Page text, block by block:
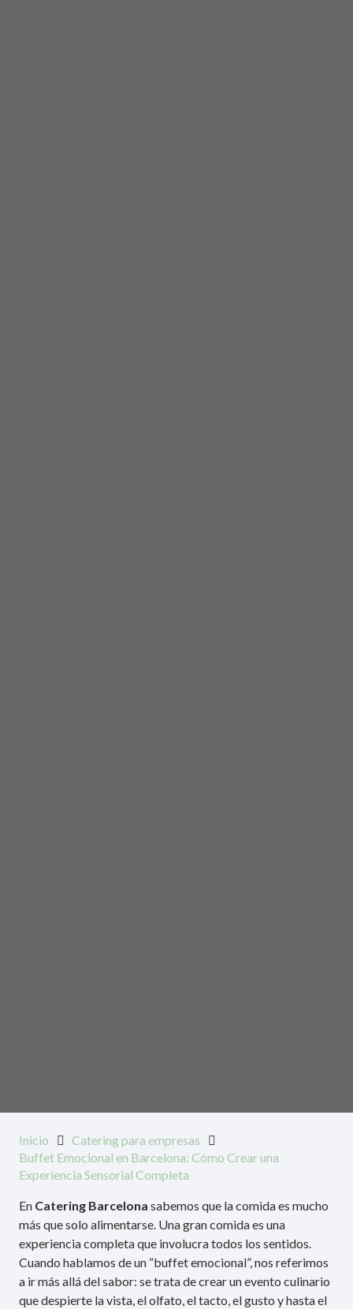
Inicio
Catering para empresas
Buffet Emocional en Barcelona: Cómo Crear una
Experiencia Sensorial Completa
En Catering Barcelona sabemos que la comida es mucho
más que solo alimentarse. Una gran comida es una
experiencia completa que involucra todos los sentidos.
Cuando hablamos de un “buffet emocional”, nos referimos
a ir más allá del sabor: se trata de crear un evento culinario
que despierte la vista, el olfato, el tacto, el gusto y hasta el